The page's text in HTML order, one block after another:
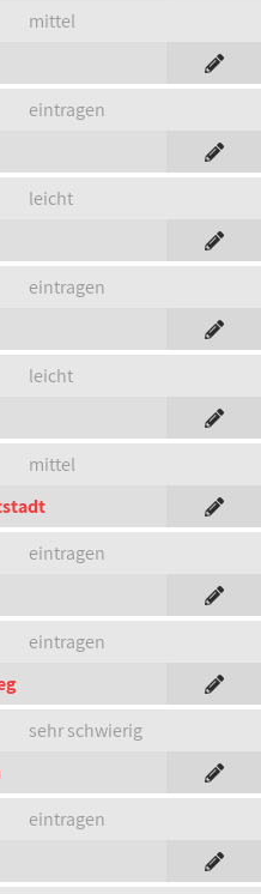
mittel
eintragen
leicht
eintragen
leicht
mittel
eintragen
eintragen
sehr schwierig
eintragen